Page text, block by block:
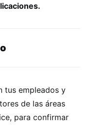
tus empleados y
de las áreas
para confirmar